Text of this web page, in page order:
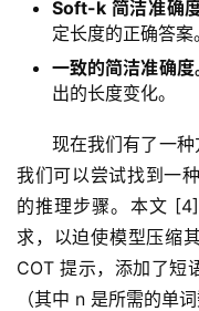
Soft-k 简洁准确
定长度的正确答案。
一致的简洁准确度
出的长度变化。
现在我们有了一种
我们可以尝试找到一
的推理步骤。本文
求，以迫使模型压缩
COT 提示，添加了短
（其中 n 是所需的单词